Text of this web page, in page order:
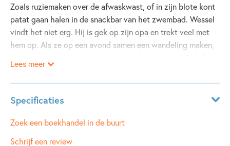
Zoals ruziemaken over de afwaskwast, of in zijn blote kont
patat gaan halen in de snackbar van het zwembad. Wessel
vindt het niet erg. Hij is gek op zijn opa en trekt veel met
hem op. Als ze op een avond samen een wandeling maken,
terug in het Amstelpark, op de plek waar vroeger de
zeehonden zaten. Opa wil alleen mee terug naar huis als
Wessel hem belooft dat ze de zeehonden zullen opzoeken
in hun nieuwe verblijfplaats. Maar dat heeft wat voeten in
de aarde...
Lees meer
Specificaties
Leeftijdsindicatie: 5 - 10 jaar
ISBN:
9789025854188
Zoek een boekhandel in de buurt
Schrijf een review